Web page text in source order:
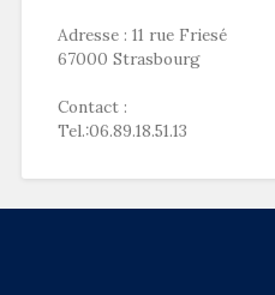
Adresse : 11 rue Friesé
67000 Strasbourg
Contact :
Tel.:06.89.18.51.13